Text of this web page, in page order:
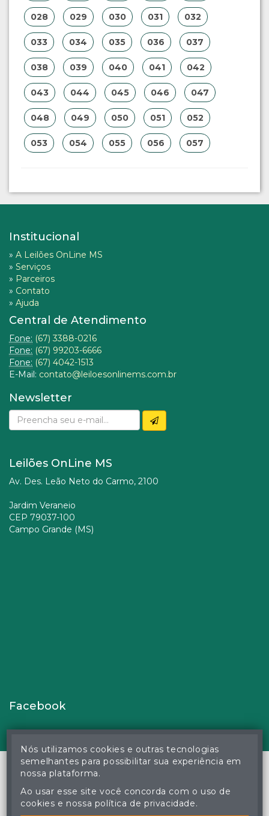
028 029 030 031 032
033 034 035 036 037
038 039 040 041 042
043 044 045 046 047
048 049 050 051 052
053 054 055 056 057
Institucional
» A Leilões OnLine MS
» Serviços
» Parceiros
» Contato
» Ajuda
Central de Atendimento
Fone: (67) 3388-0216
Fone: (67) 99203-6666
Fone: (67) 4042-1513
E-Mail: contato@leiloesonlinems.com.br
Newsletter
Leilões OnLine MS
Av. Des. Leão Neto do Carmo, 2100
Jardim Veraneio
CEP 79037-100
Campo Grande (MS)
Facebook
© Gustavo Correa Pereira da Silva - Leiloeiro Público Oficial -
Matrícula nº 26 JUCEMS - Todos os direitos reservados
Nós utilizamos cookies e outras tecnologias
semelhantes para possibilitar sua experiência em
nossa plataforma.
Ao usar esse site você concorda com o uso de
cookies e nossa política de privacidade.